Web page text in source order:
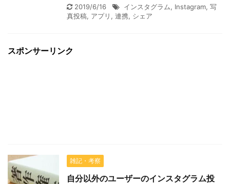
2019/6/16 インスタグラム, Instagram, 写
真投稿, アプリ , 連携, シェア
スポンサーリンク
雑記・考察
自分以外のユーザーのインスタグラム投